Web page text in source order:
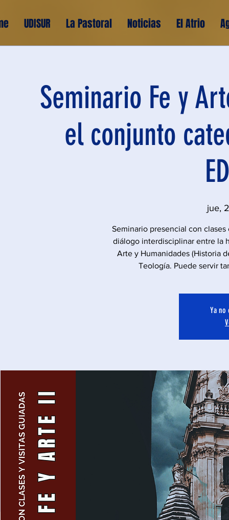
UDISUR La Pastoral Noticias El Atrio
Seminario Fe y
el conjunto
jue,
Seminario presencial con
diálogo interdisciplinar entre la
Arte y Humanidades (Historia
Teología. Puede servir
Ya no